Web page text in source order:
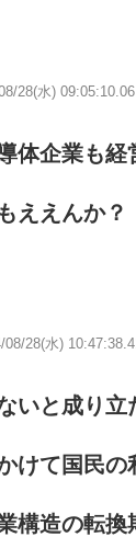
28(水)
体企業も経
ええんか？
08/28(水)
いと成り立
けて国民の
構造の転換